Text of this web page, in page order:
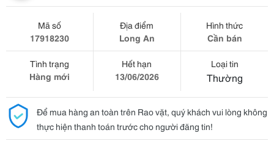
Mã số
17918230
Địa điểm
Long An
Hình thức
Cần bán
Tình trạng
Hàng mới
Hết hạn
13/06/2026
Loại tin
Thường
Để mua hàng an toàn trên Rao vặt, quý khách vui lòng không
thực hiện thanh toán trước cho người đăng tin!